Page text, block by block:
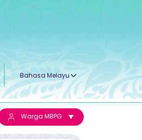
Select your language
Warga MBPG